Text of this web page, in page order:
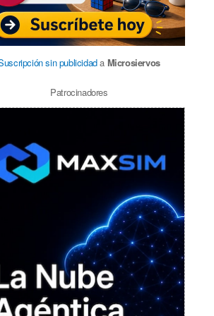
sin publicidada Microsiervos
Patrocinadores